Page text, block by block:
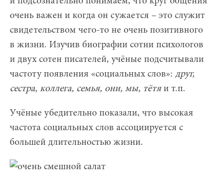
очень важен и когда он сужается – это служит
свидетельством чего-то не очень позитивного
в жизни. Изучив биографии сотни психологов
и двух сотен писателей, учёные подсчитывали
частоту появления «социальных слов»: друг,
сестра, коллега, семья, они, мы, тётяи т.п.
Учёные убедительно показали, что высокая
частота социальных слов ассоциируется с
большей длительностью жизни.